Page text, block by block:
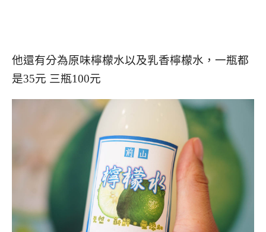
他還有分為原味檸檬水以及乳香檸檬水，一瓶都
是35元 三瓶100元